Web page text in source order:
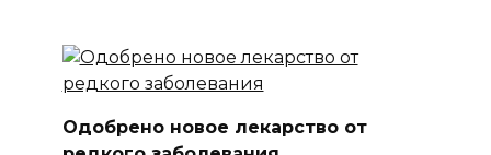
Одобрено новое лекарство от